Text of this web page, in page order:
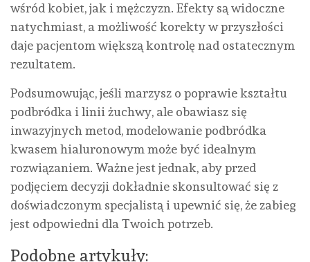
wśród kobiet, jak i mężczyzn. Efekty są widoczne
natychmiast, a możliwość korekty w przyszłości
daje pacjentom większą kontrolę nad ostatecznym
rezultatem.
Podsumowując, jeśli marzysz o poprawie kształtu
podbródka i linii żuchwy, ale obawiasz się
inwazyjnych metod, modelowanie podbródka
kwasem hialuronowym może być idealnym
rozwiązaniem. Ważne jest jednak, aby przed
podjęciem decyzji dokładnie skonsultować się z
doświadczonym specjalistą i upewnić się, że zabieg
jest odpowiedni dla Twoich potrzeb.
Podobne artykuły: